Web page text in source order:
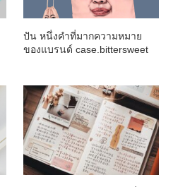
ปัน หนึ่งคำที่มากความหมาย
ของแบรนด์ case.bittersweet